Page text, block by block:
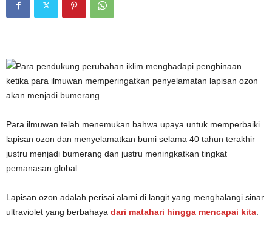
Para ilmuwan telah menemukan bahwa upaya untuk memperbaiki
lapisan ozon dan menyelamatkan bumi selama 40 tahun terakhir
justru menjadi bumerang dan justru meningkatkan tingkat
pemanasan global.
Lapisan ozon adalah perisai alami di langit yang menghalangi sinar
ultraviolet yang berbahaya dari matahari hingga mencapai kita